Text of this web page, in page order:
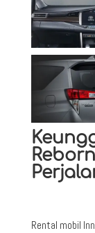
Rental mobil